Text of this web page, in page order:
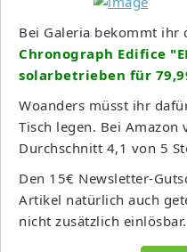
Bei Galeria bekommt ihr
Chronograph Edifice
solarbetrieben für
Woanders müsst ihr
Tisch legen. Bei Amazon
Durchschnitt 4,1 von 5
Den 15€ Newsletter-
Artikel natürlich auch
nicht zusätzlich